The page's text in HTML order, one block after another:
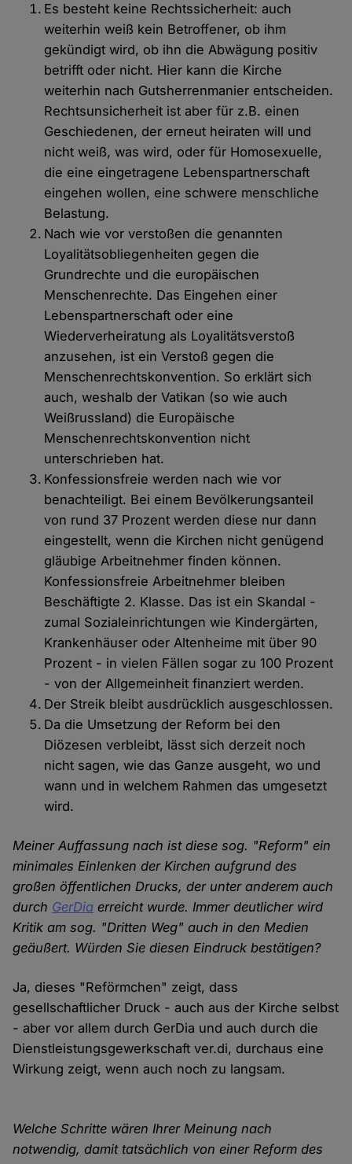
Es besteht keine Rechtssicherheit: auch
weiterhin weiß kein Betroffener, ob ihm
gekündigt wird, ob ihn die Abwägung positiv
betrifft oder nicht. Hier kann die Kirche
weiterhin nach Gutsherrenmanier entscheiden.
Rechtsunsicherheit ist aber für z.B. einen
Geschiedenen, der erneut heiraten will und
nicht weiß, was wird, oder für Homosexuelle,
die eine eingetragene Lebenspartnerschaft
eingehen wollen, eine schwere menschliche
Belastung.
Nach wie vor verstoßen die genannten
Loyalitätsobliegenheiten gegen die
Grundrechte und die europäischen
Menschenrechte. Das Eingehen einer
Lebenspartnerschaft oder eine
Wiederverheiratung als Loyalitätsverstoß
anzusehen, ist ein Verstoß gegen die
Menschenrechtskonvention. So erklärt sich
auch, weshalb der Vatikan (so wie auch
Weißrussland) die Europäische
Menschenrechtskonvention nicht
unterschrieben hat.
Konfessionsfreie werden nach wie vor
benachteiligt. Bei einem Bevölkerungsanteil
von rund 37 Prozent werden diese nur dann
eingestellt, wenn die Kirchen nicht genügend
gläubige Arbeitnehmer finden können.
Konfessionsfreie Arbeitnehmer bleiben
Beschäftigte 2. Klasse. Das ist ein Skandal -
zumal Sozialeinrichtungen wie Kindergärten,
Krankenhäuser oder Altenheime mit über 90
Prozent - in vielen Fällen sogar zu 100 Prozent
- von der Allgemeinheit finanziert werden.
Der Streik bleibt ausdrücklich ausgeschlossen.
Da die Umsetzung der Reform bei den
Diözesen verbleibt, lässt sich derzeit noch
nicht sagen, wie das Ganze ausgeht, wo und
wann und in welchem Rahmen das umgesetzt
wird.
Meiner Auffassung nach ist diese sog. "Reform" ein
minimales Einlenken der Kirchen aufgrund des
großen öffentlichen Drucks, der unter anderem auch
durch GerDia erreicht wurde. Immer deutlicher wird
Kritik am sog. "Dritten Weg" auch in den Medien
geäußert. Würden Sie diesen Eindruck bestätigen?
Ja, dieses "Reförmchen" zeigt, dass
gesellschaftlicher Druck - auch aus der Kirche selbst
- aber vor allem durch GerDia und auch durch die
Dienstleistungsgewerkschaft ver.di, durchaus eine
Wirkung zeigt, wenn auch noch zu langsam.
Welche Schritte wären Ihrer Meinung nach
notwendig, damit tatsächlich von einer Reform des